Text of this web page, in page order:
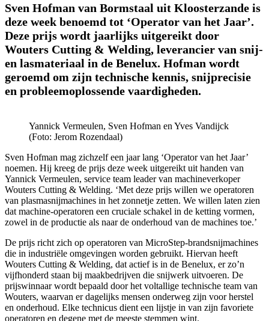
Sven Hofman van Bormstaal uit Kloosterzande is
deze week benoemd tot ‘Operator van het Jaar’.
Deze prijs wordt jaarlijks uitgereikt door
Wouters Cutting & Welding, leverancier van snij-
en lasmateriaal in de Benelux. Hofman wordt
geroemd om zijn technische kennis, snijprecisie
en probleemoplossende vaardigheden.
Yannick Vermeulen, Sven Hofman en Yves Vandijck
(Foto: Jerom Rozendaal)
Sven Hofman mag zichzelf een jaar lang ‘Operator van het Jaar’
noemen. Hij kreeg de prijs deze week uitgereikt uit handen van
Yannick Vermeulen, service team leader van machineverkoper
Wouters Cutting & Welding. ‘Met deze prijs willen we operatoren
van plasmasnijmachines in het zonnetje zetten. We willen laten zien
dat machine-operatoren een cruciale schakel in de ketting vormen,
zowel in de productie als naar de onderhoud van de machines toe.’
De prijs richt zich op operatoren van MicroStep-brandsnijmachines
die in industriële omgevingen worden gebruikt. Hiervan heeft
Wouters Cutting & Welding, dat actief is in de Benelux, er zo’n
vijfhonderd staan bij maakbedrijven die snijwerk uitvoeren. De
prijswinnaar wordt bepaald door het voltallige technische team van
Wouters, waarvan er dagelijks mensen onderweg zijn voor herstel
en onderhoud. Elke technicus dient een lijstje in van zijn favoriete
operatoren en degene met de meeste stemmen wint.